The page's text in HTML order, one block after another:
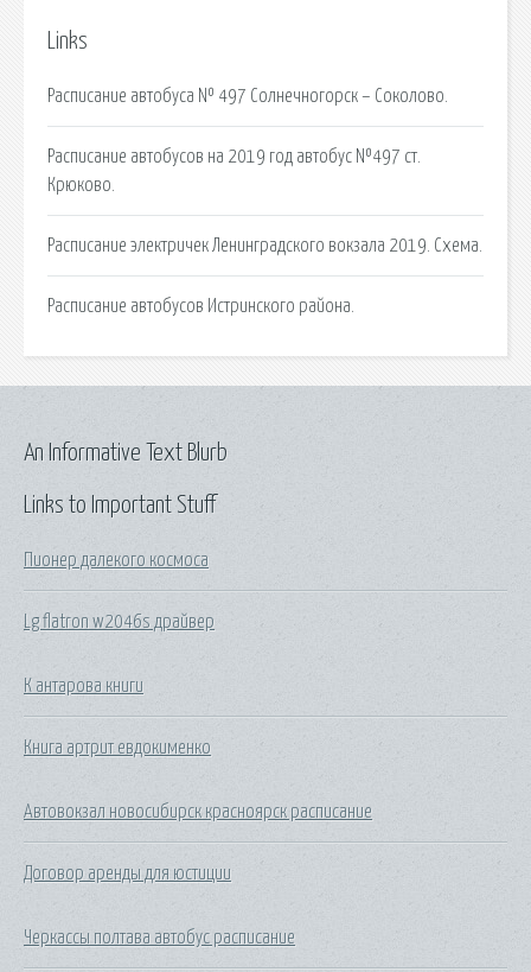
Links
Расписание автобуса № 497 Солнечногорск – Соколово.
Расписание автобусов на 2019 год автобус №497 ст.
Крюково.
Расписание электричек Ленинградского вокзала 2019. Схема.
Расписание автобусов Истринского района.
Links to Important Stuff
Пионер далекого космоса
Lg flatron w2046s драйвер
К антарова книги
Книга артрит евдокименко
Автовокзал новосибирск красноярск расписание
Договор аренды для юстиции
Черкассы полтава автобус расписание
An Informative Text Blurb